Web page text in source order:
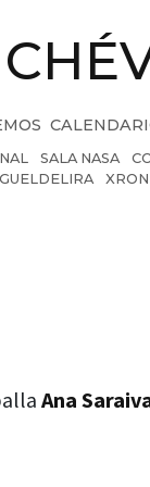
SALA NASA
XRON
Ana
e dereita para